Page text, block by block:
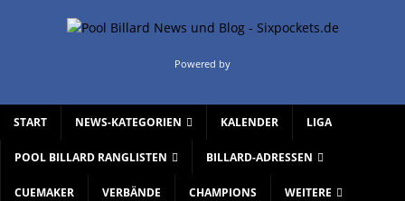
Powered by
START NEWS-KATEGORIEN KALENDER LIGA
POOL BILLARD RANGLISTEN BILLARD-ADRESSEN
CUEMAKER VERBÄNDE CHAMPIONS WEITERE